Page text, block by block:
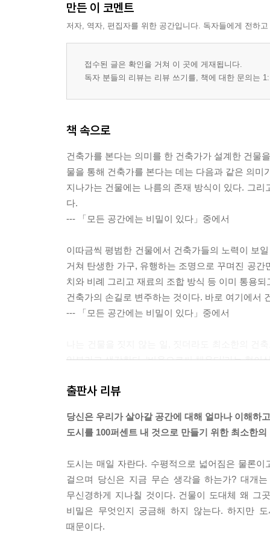
만든 이 코멘트
저자, 역자, 편집자를 위한 공간입니다. 독자들에게 전하
접수된 글은 확인을 거쳐 이 곳에 게재됩니다.
독자 분들의 리뷰는 리뷰 쓰기를, 책에 대한 문의는
책 속으로
건축가를 본다는 의미를 한 건축가가 설계한 건물
물을 통해 건축가를 본다는 데는 다음과 같은 의
지나가는 건물에는 나름의 존재 방식이 있다. 그
다.
--- 「모든 공간에는 비밀이 있다」중에서
이따금씩 평범한 건물에서 건축가들의 노력이 보
거쳐 탄생한 가구, 유행하는 조명으로 꾸며진 공
치와 비례 그리고 재료의 조합 방식 등 이미 통용
건축가의 손길로 변주하는 것이다. 바로 여기에서
--- 「모든 공간에는 비밀이 있다」중에서
일부라고 생각한다. ‘비움으로써 채운다’라는 형
경우에 더 두드러지게 나타난다. 폭력은 먼 우주
누군가의 삶으로 이어지는 역사의 아이러니 속에
어셈블의 작업 중 눈여겨볼 것은 초기 작업 중 하
는 영국의 사회 문제에 집중했다. 3,500개소가 넘
슬럼화했다. 어셈블은 주유소가 마을의 빈틈이 될
계단식 의자를 놓아 좌석을 만들고 천막으로 가변
출판사 리뷰
당신은 우리가 살아갈 공간에 대해 얼마나 이해하
도시를 100퍼센트 내 것으로 만들기 위한 최소한의
도시는 매일 자란다. 수평적으로 넓어짐은 물론
걸으며 당신은 지금 무슨 생각을 하는가? 대개
무신경하게 지나칠 것이다. 건물이 도대체 왜 그
비밀은 무엇인지 궁금해 하지 않는다. 하지만
때문이다.